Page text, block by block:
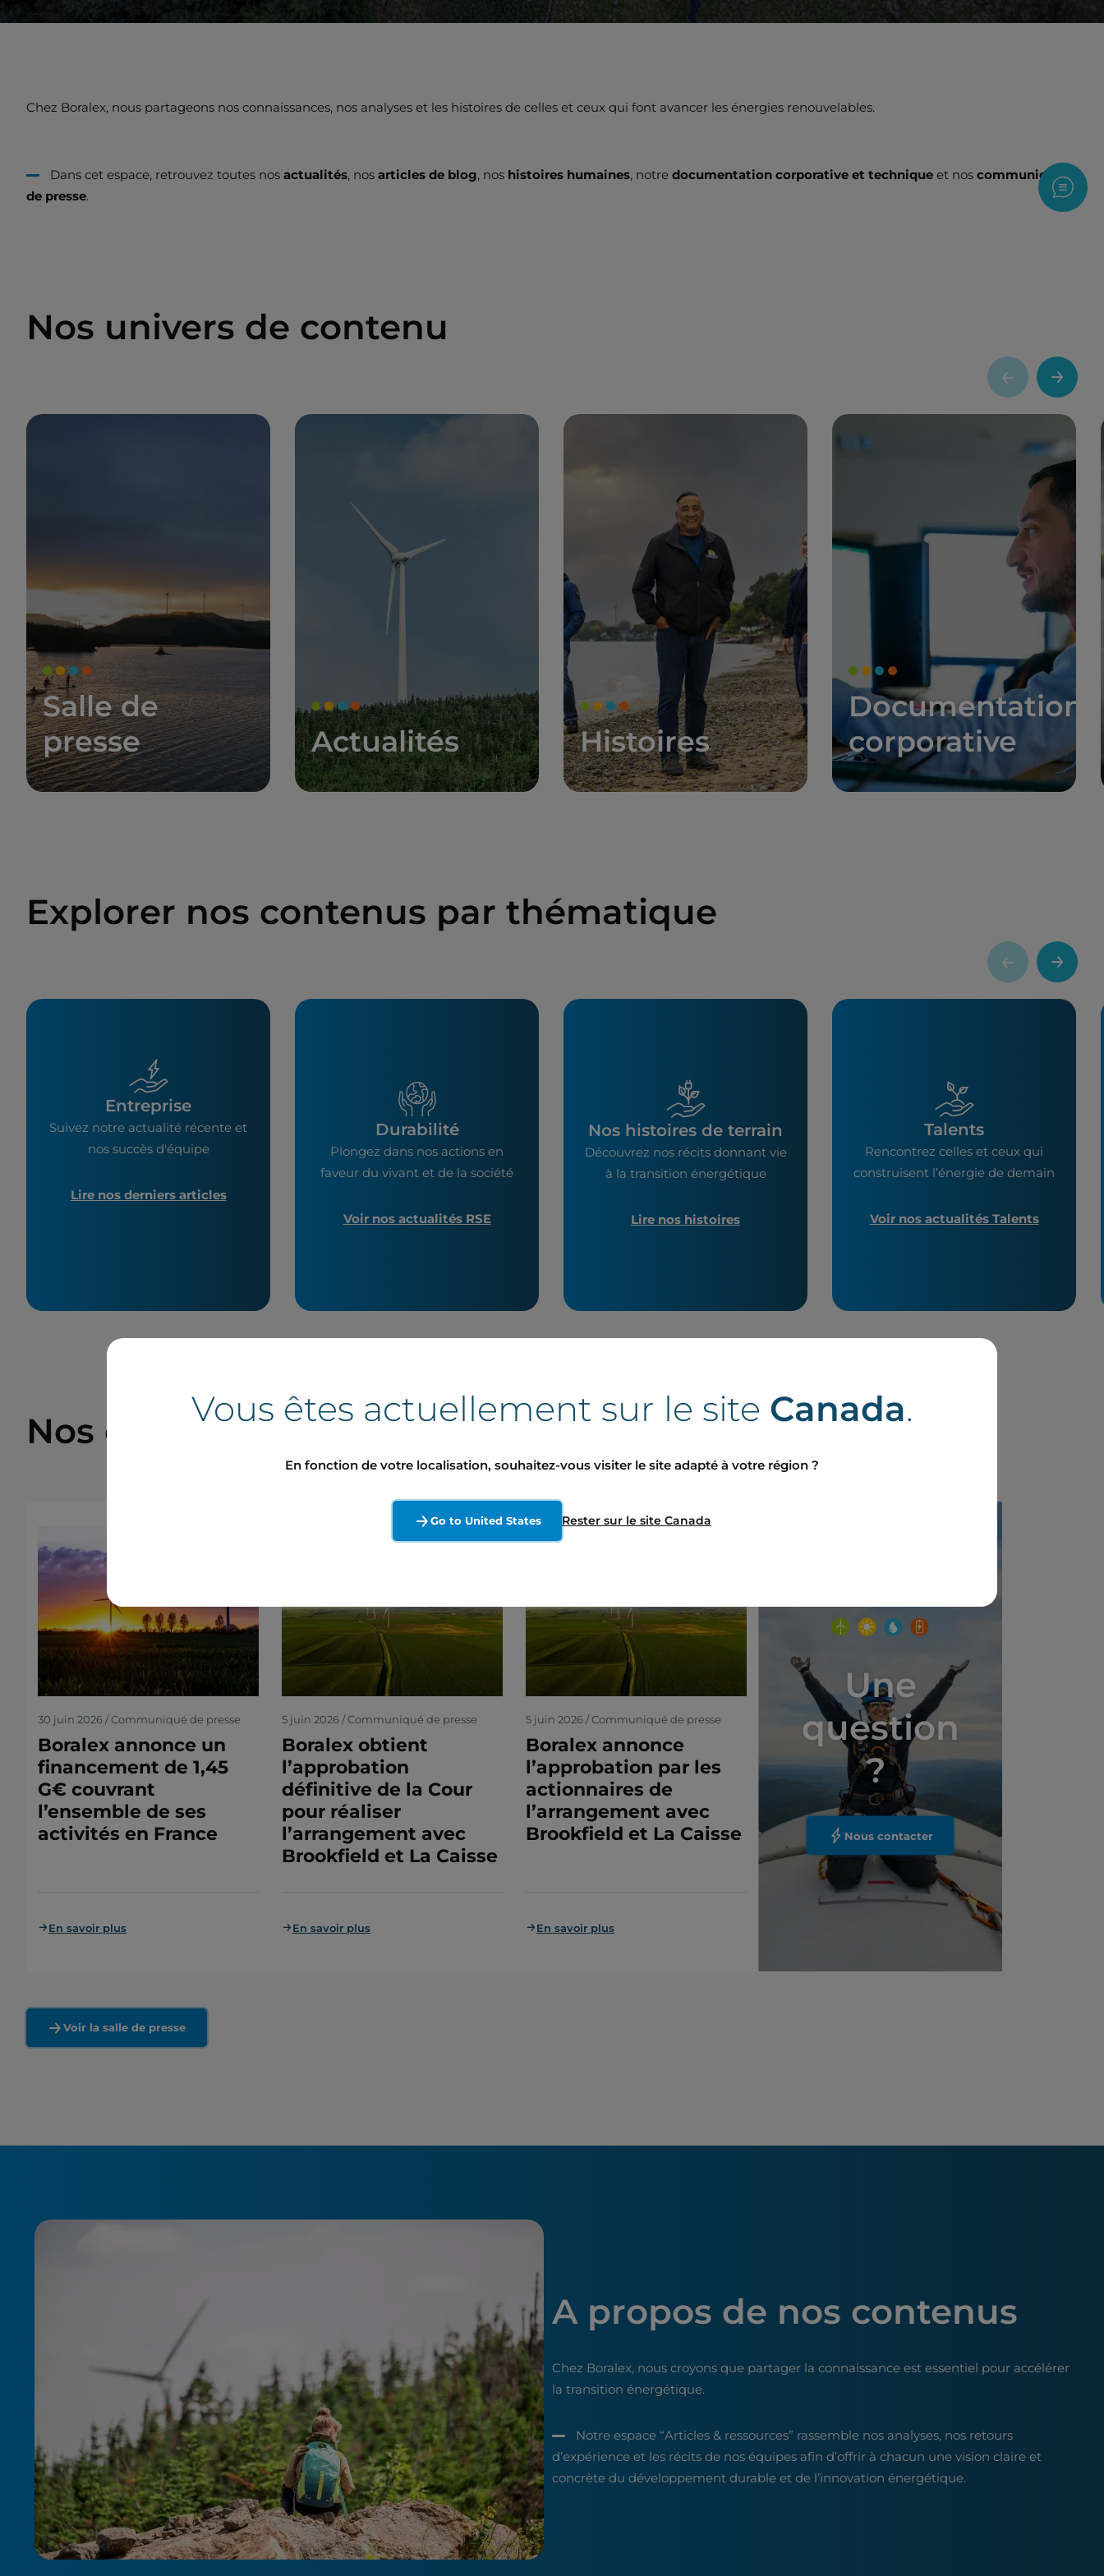
Nous
Chez Boralex, nous partageons nos connaissances, nos analyses et les histoires de celles et ceux qui font avancer les énergies renouvelables.
Dans cet espace, retrouvez toutes nos actualités, nos articles de blog, nos histoires humaines, notre documentation corporative et techniqueet nos communiqués
de presse.
Nos univers de contenu
Salle de
presse
Actualités Histoires
Documentation
corporative
Explorer nos contenus par thématique
Entreprise
Suivez notre actualité récente et
nos succès d'équipe
Lire nos derniers articles
Durabilité
Plongez dans nos actions en
faveur du vivant et de la société
Voir nos actualités RSE
Nos histoires de terrain
Découvrez nos récits donnant vie
à la transition énergétique
Lire nos histoires
Talents
Rencontrez celles et ceux qui
construisent l’énergie de demain
Voir nos actualités Talents
Nos derniers communiqués de presse
30 juin 2026 / Communiqué de presse
Boralex annonce un
financement de 1,45
G€ couvrant
l’ensemble de ses
activités en France
En savoir plus
5 juin 2026 / Communiqué de presse
Boralex obtient
l’approbation
définitive de la Cour
pour réaliser
l’arrangement avec
Brookfield et La Caisse
En savoir plus
5 juin 2026 / Communiqué de presse
Boralex annonce
l’approbation par les
actionnaires de
l’arrangement avec
Brookfield et La Caisse
En savoir plus
Une
question
?
Nous contacter
Voir la salle de presse
A propos de nos contenus
Chez Boralex, nous croyons que partager la connaissance est essentiel pour accélérer
la transition énergétique.
Notre espace “Articles & ressources” rassemble nos analyses, nos retours
d’expérience et les récits de nos équipes afin d’offrir à chacun une vision claire et
concrète du développement durable et de l’innovation énergétique.
Vous êtes actuellement sur le site Canada.
En fonction de votre localisation, souhaitez-vous visiter le site adapté à votre région ?
Go to United States Rester sur le site Canada